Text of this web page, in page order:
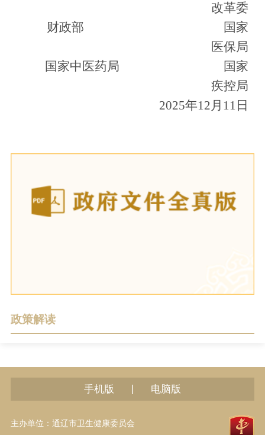
改革委
财政部 国家
医保局
国家中医药局
国家
疾控局
2025年12月 11 日
政策解读
手机版 电脑版
主办单位：通辽市卫生健康委员会